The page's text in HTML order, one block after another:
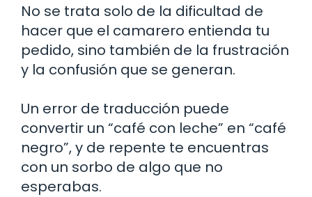
No se trata solo de la dificultad de
hacer que el camarero entienda tu
pedido, sino también de la frustración
y la confusión que se generan.
Un error de traducción puede
convertir un “café con leche” en “café
negro”, y de repente te encuentras
con un sorbo de algo que no
esperabas.